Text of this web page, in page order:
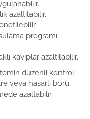
azaltılabilir.
programı
kayıplar azaltılabilir.
düzenli kontrol
veya hasarlı boru,
azaltabilir.